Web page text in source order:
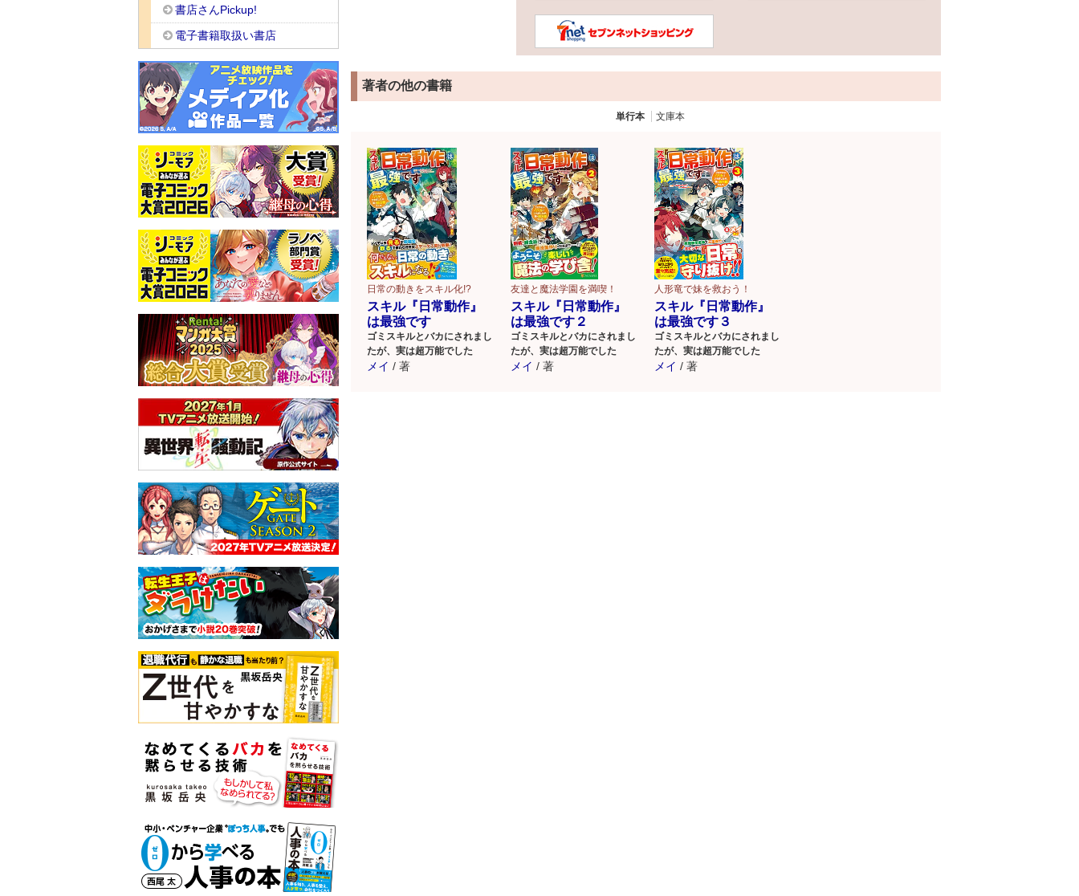
著者の他の書籍
単行本 文庫本
日常の動きをスキル化!?
スキル『日常動作』
は最強です
ゴミスキルとバカにされまし
たが、実は超万能でした
メイ / 著
友達と魔法学園を満喫！
スキル『日常動作』
は最強です２
ゴミスキルとバカにされまし
たが、実は超万能でした
メイ / 著
人形竜で妹を救おう！
スキル『日常動作』
は最強です３
ゴミスキルとバカにされまし
たが、実は超万能でした
メイ / 著
書店さんPickup!
電子書籍取扱い書店